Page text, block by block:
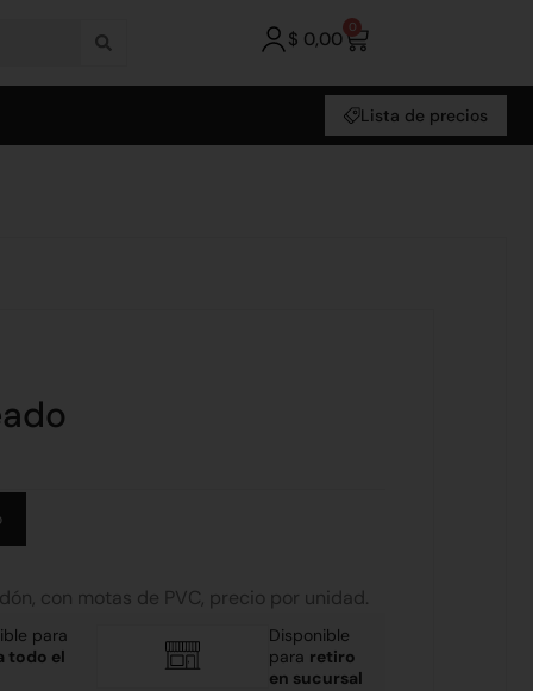
$ 0,00 0
Lista de precios
con motas de PVC, precio por unidad.
para
todo el
Disponible
para retiro
en sucursal